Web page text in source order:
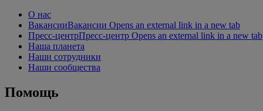
О нас
ВакансииВакансии Opens an external link in a new tab
Пресс-центрПресс-центр Opens an external link in a new tab
Наша планета
Наши сотрудники
Наши сообщества
Помощь